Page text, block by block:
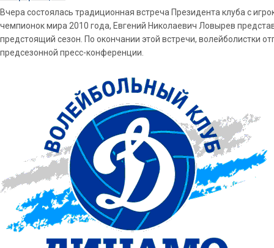
Вчера состоялась традиционная встреча Президента клуба с
чемпионок мира 2010 года, Евгений Николаевич Ловырев
предстоящий сезон. По окончании этой встречи, волейболистки
предсезонной пресс-конференции.